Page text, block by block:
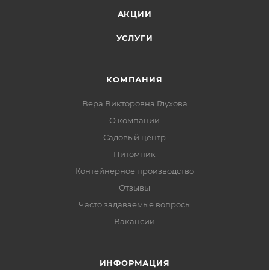
АКЦИИ
УСЛУГИ
КОМПАНИЯ
Вера Викторовна Глухова
О компании
Садовый центр
Питомник
Контейнерное производство
Отзывы
Часто задаваемые вопросы
Вакансии
ИНФОРМАЦИЯ